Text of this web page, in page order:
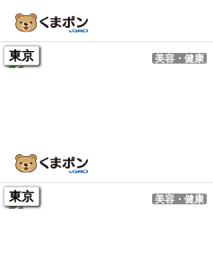
東京
美容・健康
東京
美容・健康